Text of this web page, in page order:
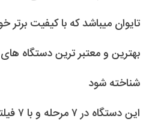
تایوان میباشد که با کیفیت
بهترین و معتبر ترین دستگاه
شناخته شود
این